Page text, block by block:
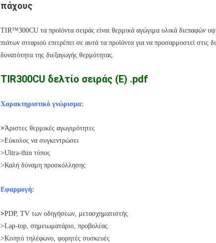
πάχους
TIR™300CU τα προϊόντα σειράς είναι θερμικά αγώγιμα υλικά διεπαφών
πιάτων σιταριού επιτρέπει σε αυτά τα προϊόντα για να προσαρμοστεί στις
δυνατότητα της διεξαγωγής θερμότητας.
TIR300CU δελτίο σειράς (Ε) .pdf
Χαρακτηριστικό γνώρισμα:
>Άριστες θερμικές αγωγιμότητες
>Εύκολος να συγκεντρώσει
>Ultra-thin τύπος
>Καλή δύναμη προσκόλλησης
Εφαρμογή:
>PDP, TV των οδηγήσεων, μετασχηματιστής
>Lap-top, σημειωματάριο, προβολέας
>Κινητό τηλέφωνο, φορητές συσκευές